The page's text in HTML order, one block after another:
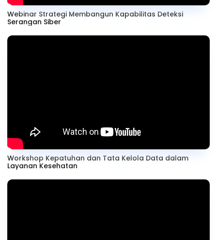
Webinar Strategi Membangun Kapabilitas Deteksi
Serangan Siber
Workshop Kepatuhan dan Tata Kelola Data dalam
Layanan Kesehatan